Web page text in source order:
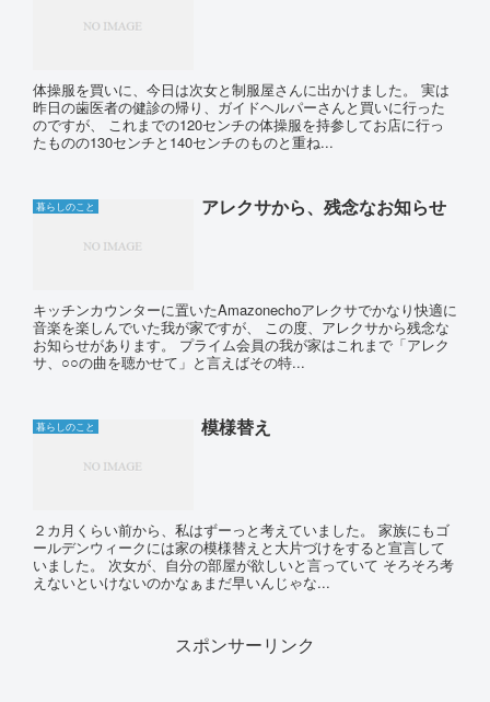
体操服を買いに、今日は次女と制服屋さんに出かけました。 実は
昨日の歯医者の健診の帰り、ガイドヘルパーさんと買いに行った
のですが、 これまでの120センチの体操服を持参してお店に行っ
たものの130センチと140センチのものと重ね...
暮らしのこと アレクサから、残念なお知らせ
キッチンカウンターに置いたAmazonechoアレクサでかなり快適に
音楽を楽しんでいた我が家ですが、 この度、アレクサから残念な
お知らせがあります。 プライム会員の我が家はこれまで「アレク
サ、○○の曲を聴かせて」と言えばその特...
暮らしのこと 模様替え
２カ月くらい前から、私はずーっと考えていました。 家族にもゴ
ールデンウィークには家の模様替えと大片づけをすると宣言して
いました。 次女が、自分の部屋が欲しいと言っていて そろそろ考
えないといけないのかなぁまだ早いんじゃな...
スポンサーリンク